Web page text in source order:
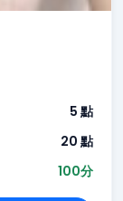
5 點
20 點
100分